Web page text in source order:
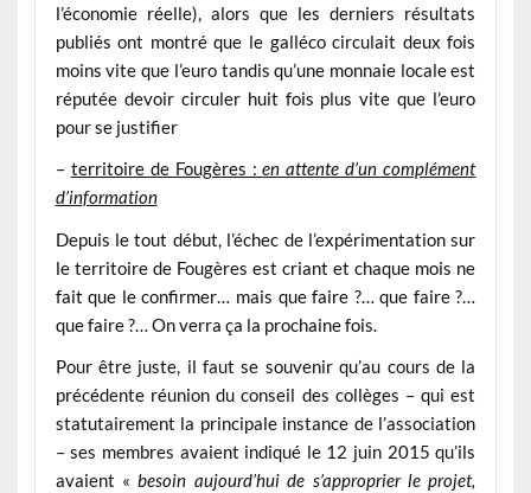
l’économie réelle), alors que les derniers résultats
publiés ont montré que le galléco circulait deux fois
moins vite que l’euro tandis qu’une monnaie locale est
réputée devoir circuler huit fois plus vite que l’euro
pour se justifier
– territoire de Fougères :en attente d’un complément
d’information
Depuis le tout début, l’échec de l’expérimentation sur
le territoire de Fougères est criant et chaque mois ne
fait que le confirmer… mais que faire ?… que faire ?…
que faire ?… On verra ça la prochaine fois.
Pour être juste, il faut se souvenir qu’au cours de la
précédente réunion du conseil des collèges – qui est
statutairement la principale instance de l’association
– ses membres avaient indiqué le 12 juin 2015 qu’ils
avaient «besoin aujourd’hui de s’approprier le projet,